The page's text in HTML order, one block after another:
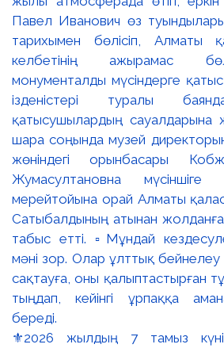
⚜️2026 жылдың 7 тамыз күні